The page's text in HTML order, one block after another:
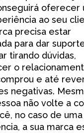
oferecer
ao seu
precisa estar
para dar
tirando dúvidas,
o
e até
negativas.
não volte a
no caso de
a sua marca